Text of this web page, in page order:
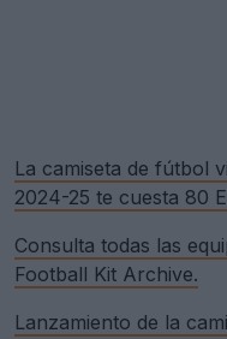
La camiseta de fútbol
2024-25 te cuesta 80
Consulta todas las
Football Kit Archive.
Lanzamiento de la